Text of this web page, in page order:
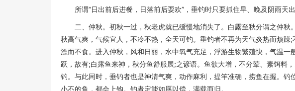
所谓“日出前后进餐，日落前后耍欢”，垂钓时只要抓住早、晚及阴雨天
二、仲秋。初秋一过，秋老虎就已缓慢地消失了。白露至秋分谓之仲秋
秋高气爽，气候宜人，不冷不热，全天可钓。垂钓者不再为天气炎热而烦
漂而不食。进入仲秋，风和日丽，水中氧气充足，浮游生物繁殖快，气温
跃，故有;白露鱼来神，秋分鱼舒服展;之谚语。鱼欲大增，不分荤、素饵料
钓。与此同时，垂钓者也是神清气爽，动作麻利，提竿准确，捞鱼在握。
小不的鱼，都会上钩。钓者定能如愿以偿，满载而归。